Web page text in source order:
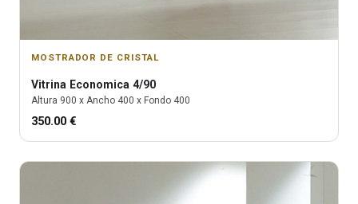
MOSTRADOR DE CRISTAL
Vitrina Economica 4/90
Altura 900 x Ancho 400 x Fondo 400
350.00 €